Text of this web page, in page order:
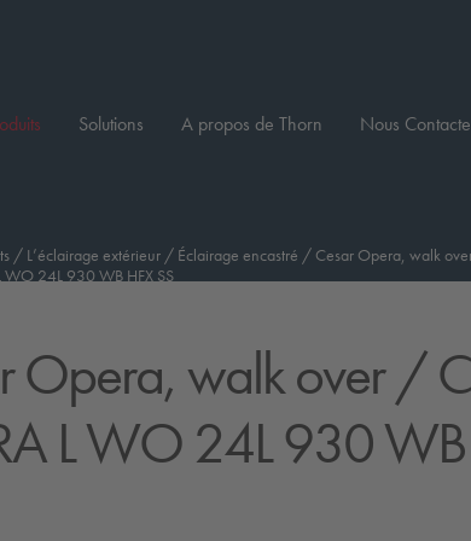
Solutions A propos de Thorn Nous
/ L’éclairage extérieur / Éclairage encastré / Cesar Opera, walk
WO 24L 930 WB HFX SS
Opera, walk over/
L WO 24L 930 WB